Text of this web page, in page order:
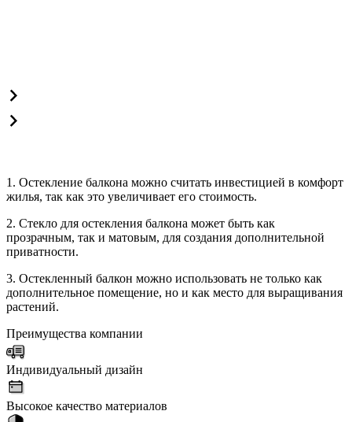
1. Остекление балкона можно считать инвестицией в комфорт
жилья, так как это увеличивает его стоимость.
2. Стекло для остекления балкона может быть как
прозрачным, так и матовым, для создания дополнительной
приватности.
3. Остекленный балкон можно использовать не только как
дополнительное помещение, но и как место для выращивания
растений.
Преимущества компании
Индивидуальный дизайн
Высокое качество материалов